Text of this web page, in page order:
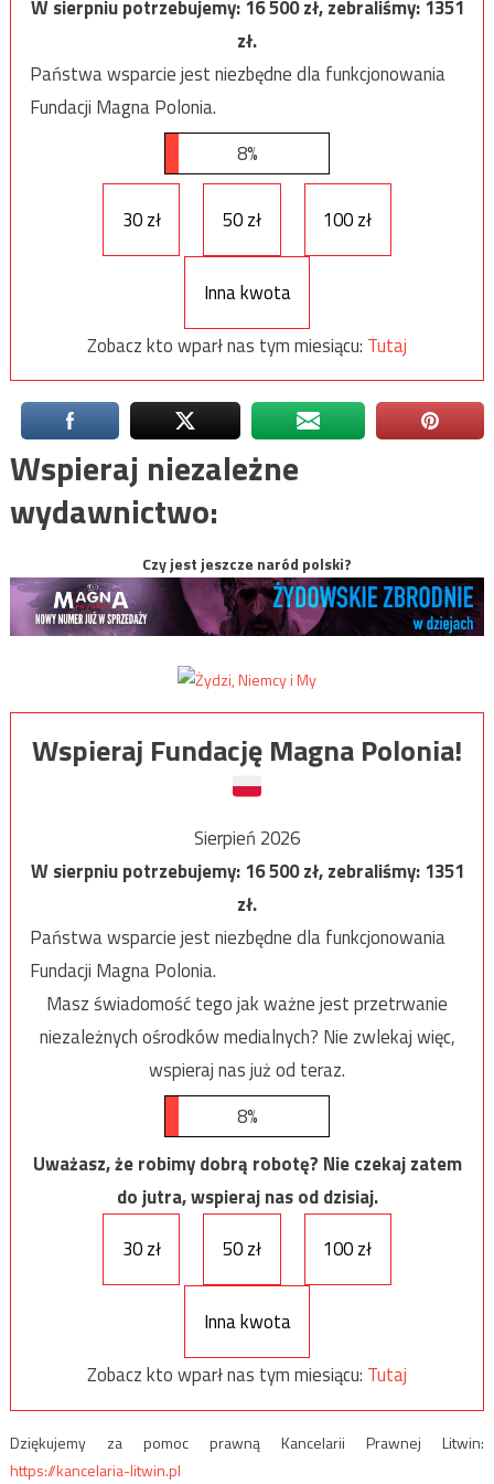
W sierpniu potrzebujemy:16 500zł, zebraliśmy:1351
zł.
Państwa wsparcie jest niezbędne dla funkcjonowania
Fundacji Magna Polonia.
8%
30 zł 50 zł 100 zł
Inna kwota
Zobacz kto wparł nas tym miesiącu: Tutaj
Wspieraj niezależne
wydawnictwo:
Czy jest jeszcze naród polski?
Wspieraj Fundację Magna Polonia!
Sierpień 2026
W sierpniu potrzebujemy:16 500zł, zebraliśmy:1351
zł.
Państwa wsparcie jest niezbędne dla funkcjonowania
Fundacji Magna Polonia.
Masz świadomość tego jak ważne jest przetrwanie
niezależnych ośrodków medialnych? Nie zwlekaj więc,
wspieraj nas już od teraz.
8%
Uważasz, że robimy dobrą robotę? Nie czekaj zatem
do jutra, wspieraj nas od dzisiaj.
30 zł
50 zł 100 zł
Inna kwota
Zobacz kto wparł nas tym miesiącu: Tutaj
Dziękujemy za pomoc prawną Kancelarii Prawnej Litwin:
https://kancelaria-litwin.pl